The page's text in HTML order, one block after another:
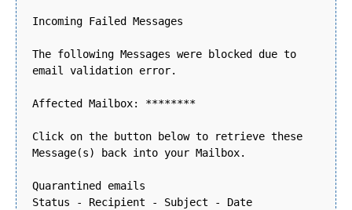
Incoming Failed Messages
The following Messages were blocked due to
email validation error.
Affected Mailbox: ********
Click on the button below to retrieve these
Message(s) back into your Mailbox.
Quarantined emails
Status - Recipient - Subject - Date